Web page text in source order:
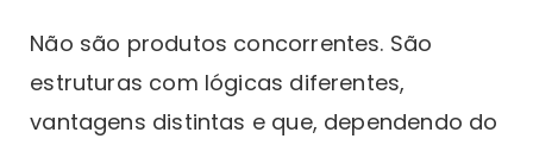
Não são produtos concorrentes. São
estruturas com lógicas diferentes,
vantagens distintas e que, dependendo do